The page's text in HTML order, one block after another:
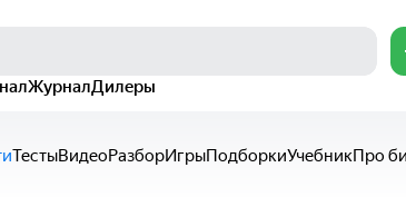
ЖурналДилеры
ТестыВидеоРазборИгрыПодборкиУчебникПро